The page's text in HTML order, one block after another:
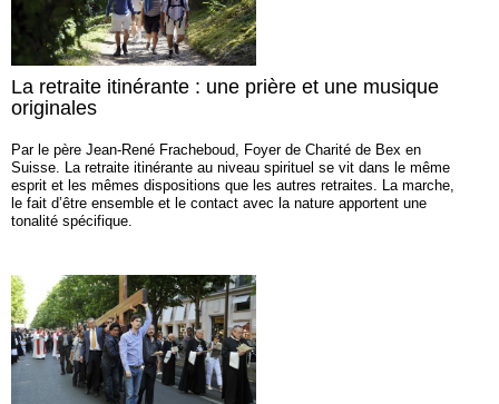
La retraite itinérante : une prière et une musique
originales
Par le père Jean-René Fracheboud, Foyer de Charité de Bex en
Suisse. La retraite itinérante au niveau spirituel se vit dans le même
esprit et les mêmes dispositions que les autres retraites. La marche,
le fait d’être ensemble et le contact avec la nature apportent une
tonalité spécifique.